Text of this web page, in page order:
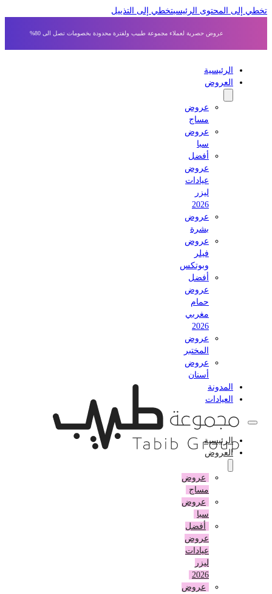
إلى المحتوى الرئيسي تخطي إلى التذييل
عروض حصرية لعملاء مجموعة طبيب ولفترة محدودة بخصومات تصل الى 80%
الرئيسية
العروض
عروض
مساج
عروض
أفضل
عروض
عيادات
عروض
بشرة
عروض
وبوتكس
أفضل
عروض
حمام
مغربي
عروض
المختبر
عروض
أسنان
المدونة
العيادات
الرئيسية
العروض
عروض
مساج
عروض
أفضل
عروض
عيادات
عروض